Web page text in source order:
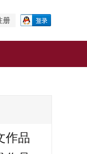
册
作品